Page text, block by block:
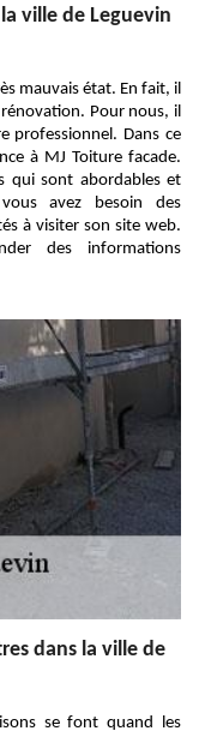
ville de Leguevin
mauvais état. En fait, il
Pour nous, il
professionnel. Dans ce
à MJ Toiture facade.
qui sont abordables et
avez besoin des
à visiter son site web.
des informations
dans la ville de
se font quand les